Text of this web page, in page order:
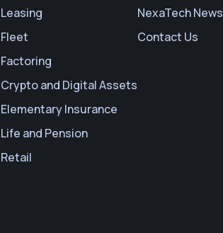
Leasing
Fleet
Factoring
Crypto and Digital Assets
Elementary Insurance
Life and Pension
Retail
NexaTech News
Contact Us